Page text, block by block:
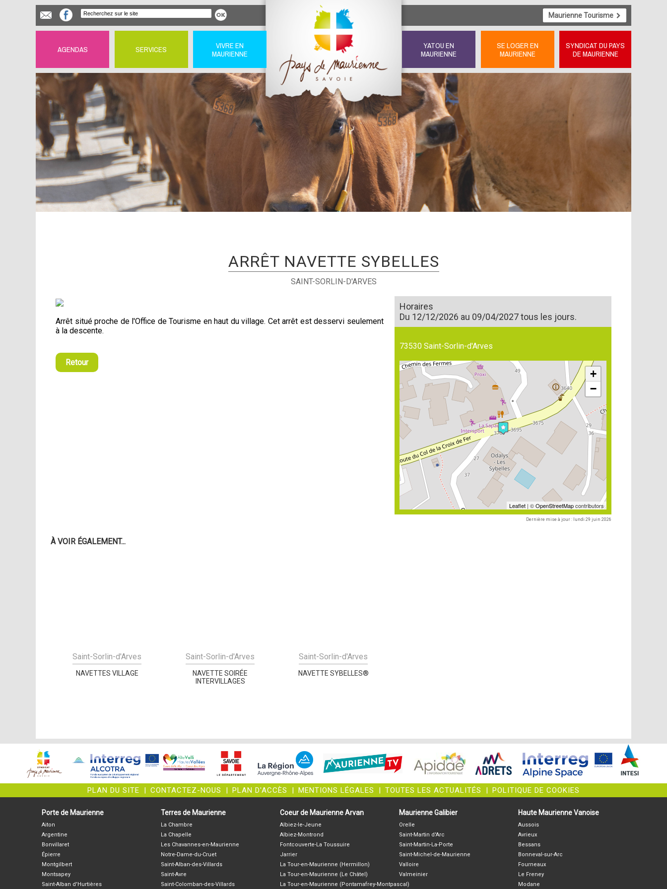
Maurienne Tourisme
AGENDAS SERVICES
VIVRE EN
MAURIENNE
YATOU EN
MAURIENNE
SE LOGER EN
MAURIENNE
SYNDICAT DU PAYS
DE MAURIENNE
ARRÊT NAVETTE SYBELLES
SAINT-SORLIN-D'ARVES
Arrêt situé proche de l'Office de Tourisme en haut du village. Cet arrêt est desservi seulement
à la descente.
Retour
Horaires
Du 12/12/2026 au 09/04/2027 tous les jours.
73530 Saint-Sorlin-d'Arves
+
−
Leaflet| ©OpenStreetMapcontributors
Dernière mise à jour : lundi 29 juin 2026
À VOIR ÉGALEMENT...
Saint-Sorlin-d'Arves
NAVETTES VILLAGE
Saint-Sorlin-d'Arves
NAVETTE SOIRÉE
INTERVILLAGES
Saint-Sorlin-d'Arves
NAVETTE SYBELLES®
PLAN DU SITE CONTACTEZ-NOUS PLAN D'ACCÈS MENTIONS LÉGALES TOUTES LES ACTUALITÉS POLITIQUE DE COOKIES
Porte de Maurienne
Aiton
Argentine
Bonvillaret
Épierre
Montgilbert
Montsapey
Saint-Alban d'Hurtières
Terres de Maurienne
La Chambre
La Chapelle
Les Chavannes-en-Maurienne
Notre-Dame-du-Cruet
Saint-Alban-des-Villards
Saint-Avre
Saint-Colomban-des-Villards
Coeur de Maurienne Arvan
Albiez-le-Jeune
Albiez-Montrond
Fontcouverte-La Toussuire
Jarrier
La Tour-en-Maurienne (Hermillon)
La Tour-en-Maurienne (Le Châtel)
La Tour-en-Maurienne (Pontamafrey-Montpascal)
Maurienne Galibier
Orelle
Saint-Martin d'Arc
Saint-Martin-La-Porte
Saint-Michel-de-Maurienne
Valloire
Valmeinier
Haute Maurienne Vanoise
Aussois
Avrieux
Bessans
Bonneval-sur-Arc
Fourneaux
Le Freney
Modane